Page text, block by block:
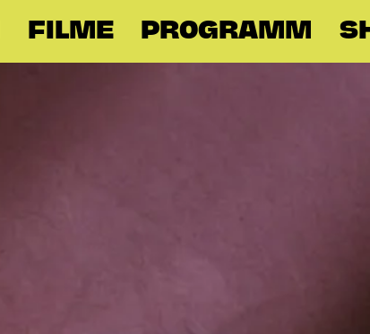
FILME PROGRAMM